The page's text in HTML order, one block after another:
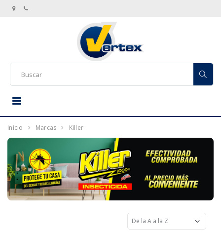
Inicio Marcas Killer